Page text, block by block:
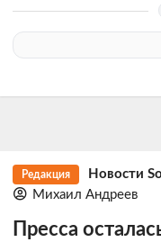
Редакция Новости
Михаил Андреев
Пресса